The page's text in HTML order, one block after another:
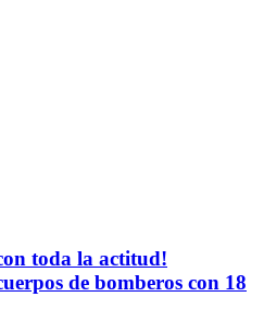
toda la actitud!
de bomberos con 18